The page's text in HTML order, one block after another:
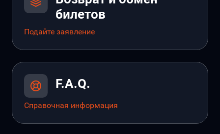
билетов
Подайте заявление
F.A.Q.
Справочная информация